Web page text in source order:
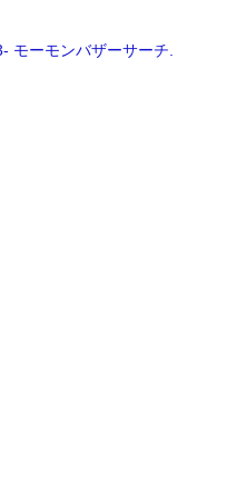
モーモンバザーサーチ.